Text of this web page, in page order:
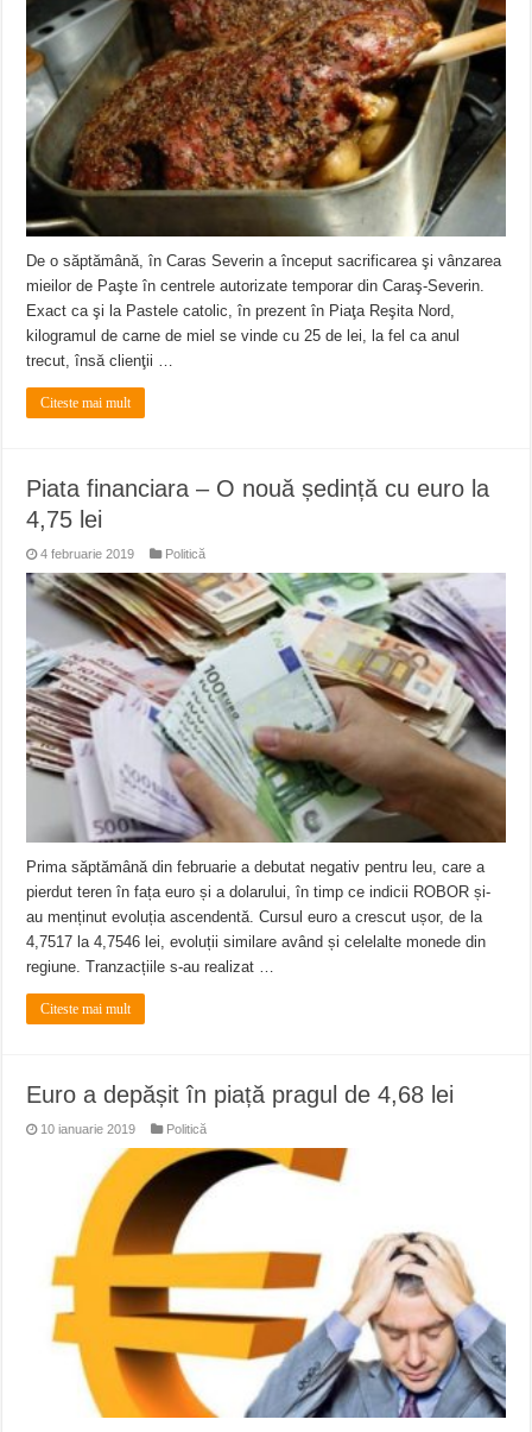
De o săptămână, în Caras Severin a început sacrificarea şi vânzarea
mieilor de Paşte în centrele autorizate temporar din Caraş-Severin.
Exact ca şi la Pastele catolic, în prezent în Piaţa Reşita Nord,
kilogramul de carne de miel se vinde cu 25 de lei, la fel ca anul
trecut, însă clienţii …
Citeste mai mult
Piata financiara – O nouă ședință cu euro la
4,75 lei
4 februarie 2019 Politică
Prima săptămână din februarie a debutat negativ pentru leu, care a
pierdut teren în fața euro și a dolarului, în timp ce indicii ROBOR și-
au menținut evoluția ascendentă. Cursul euro a crescut ușor, de la
4,7517 la 4,7546 lei, evoluții similare având și celelalte monede din
regiune. Tranzacțiile s-au realizat …
Citeste mai mult
Euro a depășit în piață pragul de 4,68 lei
10 ianuarie 2019 Politică